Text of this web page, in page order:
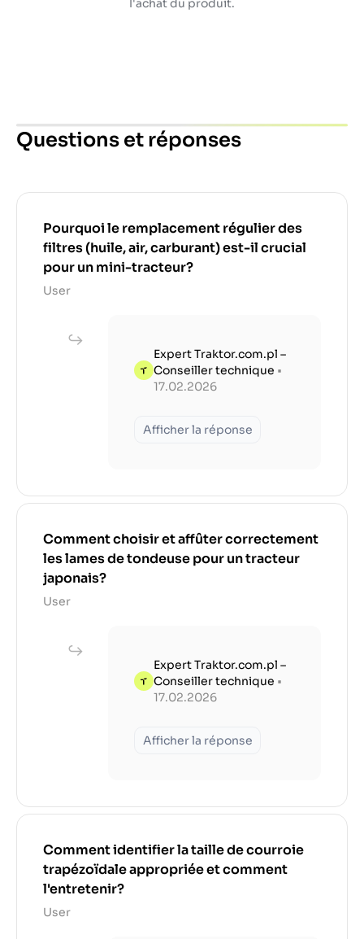
Questions et réponses
Pourquoi le remplacement régulier des
filtres (huile, air, carburant) est-il crucial
pour un mini-tracteur?
User
Expert Traktor.com.pl –
Conseiller technique •
17.02.2026
Afficher la réponse
Comment choisir et affûter correctement
les lames de tondeuse pour un tracteur
japonais?
User
Expert Traktor.com.pl –
Conseiller technique •
17.02.2026
Afficher la réponse
Comment identifier la taille de courroie
trapézoïdale appropriée et comment
l'entretenir?
User